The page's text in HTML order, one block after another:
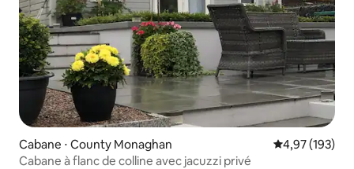
Cabane ⋅ County Monaghan Évaluation
4,97 (193)
Cabane à flanc de colline avec jacuzzi privé